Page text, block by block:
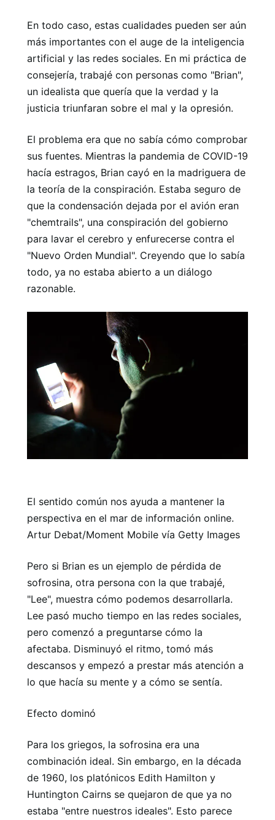
En todo caso, estas cualidades pueden ser aún
más importantes con el auge de la inteligencia
artificial y las redes sociales. En mi práctica de
consejería, trabajé con personas como "Brian",
un idealista que quería que la verdad y la
justicia triunfaran sobre el mal y la opresión.
El problema era que no sabía cómo comprobar
sus fuentes. Mientras la pandemia de COVID-19
hacía estragos, Brian cayó en la madriguera de
la teoría de la conspiración. Estaba seguro de
que la condensación dejada por el avión eran
"chemtrails", una conspiración del gobierno
para lavar el cerebro y enfurecerse contra el
"Nuevo Orden Mundial". Creyendo que lo sabía
todo, ya no estaba abierto a un diálogo
razonable.
El sentido común nos ayuda a mantener la
perspectiva en el mar de información online.
Artur Debat/Moment Mobile vía Getty Images
Pero si Brian es un ejemplo de pérdida de
sofrosina, otra persona con la que trabajé,
"Lee", muestra cómo podemos desarrollarla.
Lee pasó mucho tiempo en las redes sociales,
pero comenzó a preguntarse cómo la
afectaba. Disminuyó el ritmo, tomó más
descansos y empezó a prestar más atención a
lo que hacía su mente y a cómo se sentía.
Efecto dominó
Para los griegos, la sofrosina era una
combinación ideal. Sin embargo, en la década
de 1960, los platónicos Edith Hamilton y
Huntington Cairns se quejaron de que ya no
estaba "entre nuestros ideales". Esto parece